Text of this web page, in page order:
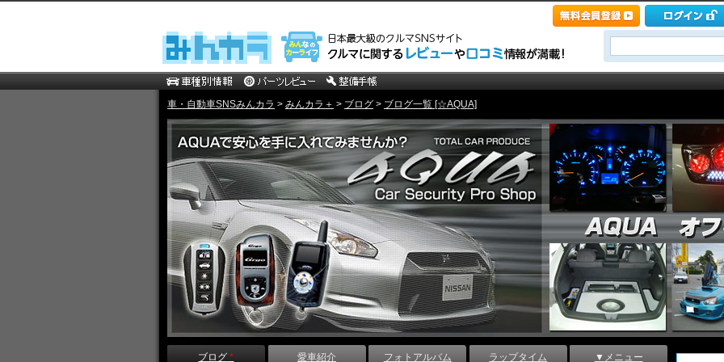
車・自動車SNSみんカラ > みんカラ＋ > ブログ > ブログ一覧 [☆AQUA]
ブログ* 愛車紹介 フォトアルバム ラップタイム ▼メニュー